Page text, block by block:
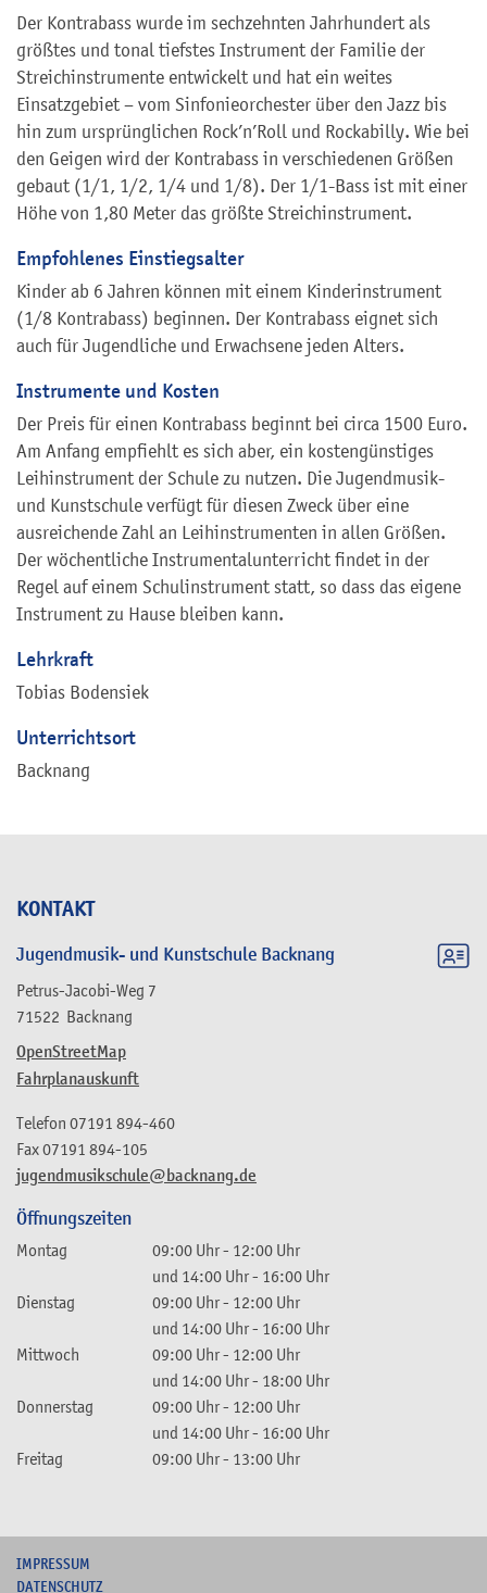
KONTAKT
Jugendmusik- und Kunstschule Backnang
Petrus-Jacobi-Weg 7
71522 Backnang
OpenStreetMap
Fahrplanauskunft
jugendmusikschule@backnang.de
Telefon 07191 894-460
Fax07191 894-105
Öffnungszeiten
Montag 09:00 Uhr- 12:00 Uhr
und 14:00 Uhr- 16:00 Uhr
Dienstag
09:00 Uhr- 12:00 Uhr
und 14:00 Uhr- 16:00 Uhr
Mittwoch
09:00 Uhr- 12:00 Uhr
und 14:00 Uhr- 18:00 Uhr
Donnerstag
09:00 Uhr- 12:00 Uhr
und 14:00 Uhr- 16:00 Uhr
Freitag
09:00 Uhr- 13:00 Uhr
Der Kontrabass wurde im sechzehnten Jahrhundert als
größtes und tonal tiefstes Instrument der Familie der
Streichinstrumente entwickelt und hat ein weites
Einsatzgebiet – vom Sinfonieorchester über den Jazz bis
hin zum ursprünglichen Rock’n’Roll und Rockabilly. Wie bei
den Geigen wird der Kontrabass in verschiedenen Größen
gebaut (1/1, 1/2, 1/4 und 1/8). Der 1/1-Bass ist mit einer
Höhe von 1,80 Meter das größte Streichinstrument.
Empfohlenes Einstiegsalter
Kinder ab 6 Jahren können mit einem Kinderinstrument
(1/8 Kontrabass) beginnen. Der Kontrabass eignet sich
auch für Jugendliche und Erwachsene jeden Alters.
Instrumente und Kosten
Der Preis für einen Kontrabass beginnt bei circa 1500 Euro.
Am Anfang empfiehlt es sich aber, ein kostengünstiges
Leihinstrument der Schule zu nutzen. Die Jugendmusik-
und Kunstschule verfügt für diesen Zweck über eine
ausreichende Zahl an Leihinstrumenten in allen Größen.
Der wöchentliche Instrumentalunterricht findet in der
Regel auf einem Schulinstrument statt, so dass das eigene
Instrument zu Hause bleiben kann.
Lehrkraft
Tobias Bodensiek
Unterrichtsort
Backnang
IMPRESSUM
DATENSCHUTZ